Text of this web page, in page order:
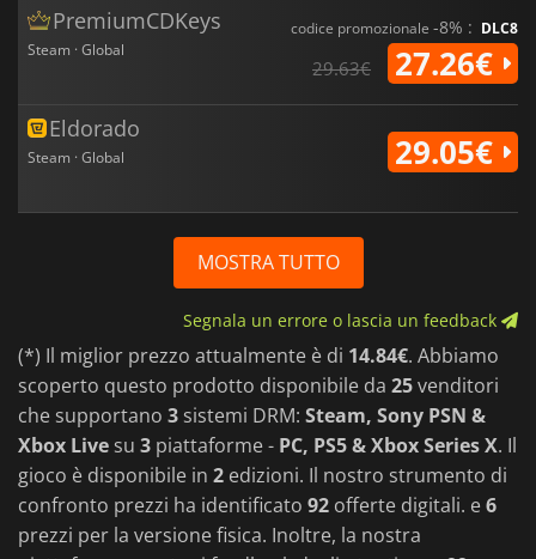
PremiumCDKeys
Steam · Global
codice promozionale -8% : DLC8
29.63€ 27.26€
Eldorado
Steam · Global 29.05€
MOSTRA TUTTO
Segnala un errore o lascia un feedback
(*) Il miglior prezzo attualmente è di 14.84€. Abbiamo
scoperto questo prodotto disponibile da 25venditori
che supportano 3 sistemi DRM: Steam, Sony PSN &
Xbox Live su 3 piattaforme - PC, PS5 & Xbox Series X. Il
gioco è disponibile in 2 edizioni. Il nostro strumento di
confronto prezzi ha identificato 92 offerte digitali. e6
prezzi per la versione fisica. Inoltre, la nostra